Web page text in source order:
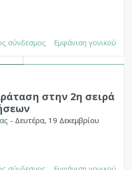
σύνδεσμος Εμφάνιση γονικού
Χουπαςστην 2η σειρά
- Δευτέρα, 19 Δεκεμβρίου